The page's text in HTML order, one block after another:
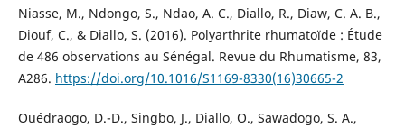
Niasse, M., Ndongo, S., Ndao, A. C., Diallo, R., Diaw, C. A. B.,
Diouf, C., & Diallo, S. (2016). Polyarthrite rhumatoïde : Étude
de 486 observations au Sénégal. Revue du Rhumatisme, 83,
A286. https://doi.org/10.1016/S1169-8330(16)30665-2
Ouédraogo, D.-D., Singbo, J., Diallo, O., Sawadogo, S. A.,